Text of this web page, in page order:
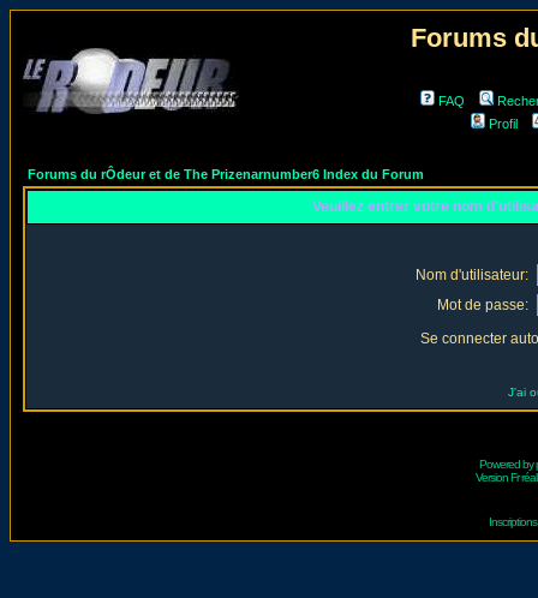
Forums
FAQ
Profil
Forums du rÔdeur et de The Prizenarnumber6 Index du Forum
Veuillez entrer votre nom
Nom d'utilisateur:
Mot de passe:
Se connecter
J'ai
Powered by
Version Fr